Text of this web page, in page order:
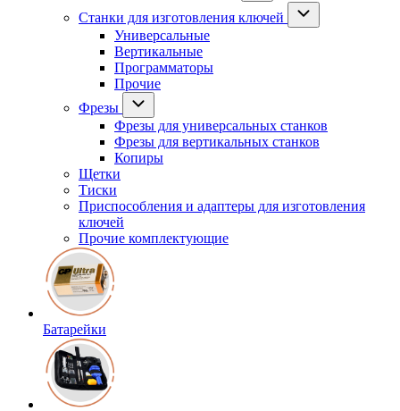
Станки для изготовления ключей
Универсальные
Вертикальные
Программаторы
Прочие
Фрезы
Фрезы для универсальных станков
Фрезы для вертикальных станков
Копиры
Щетки
Тиски
Приспособления и адаптеры для изготовления
ключей
Прочие комплектующие
Батарейки